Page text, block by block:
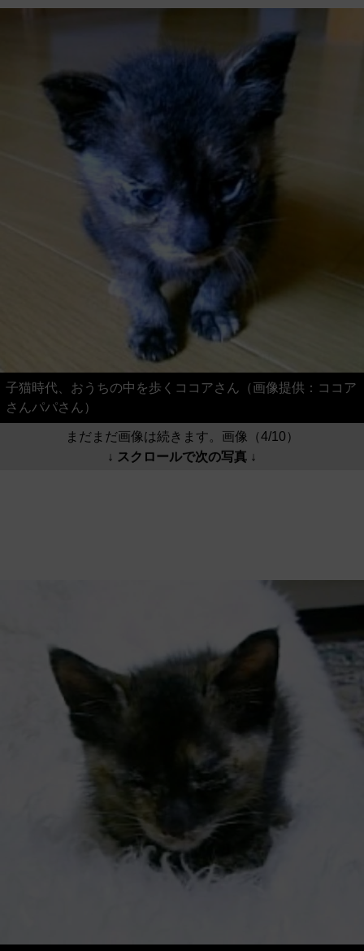
子猫時代、おうちの中を歩くココアさん（画像提供：ココア
さんパパさん）
まだまだ画像は続きます。画像（4/10）
↓ スクロールで次の写真 ↓